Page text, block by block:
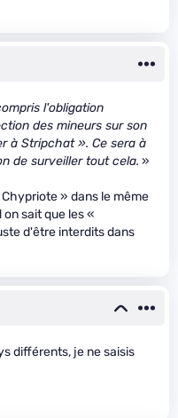
l'obligation
des mineurs sur son
à Stripchat ». Ce sera à
de surveiller tout cela. »
» dans le même
sait que les «
d'être interdits dans
différents, je ne saisis